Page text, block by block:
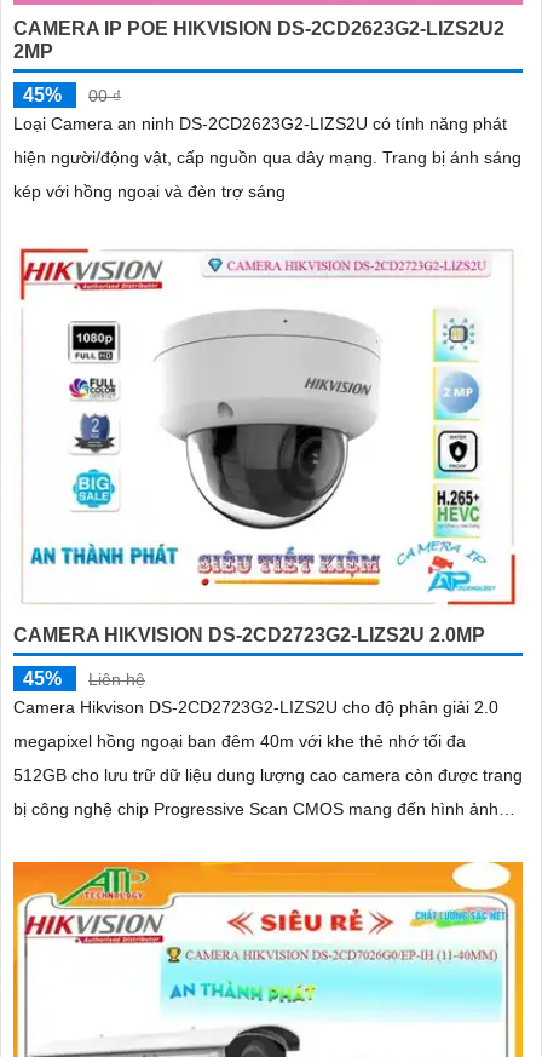
CAMERA IP POE HIKVISION DS-2CD2623G2-LIZS2U2
2MP
45%
00 ₫
Loại Camera an ninh DS-2CD2623G2-LIZS2U có tính năng phát
hiện người/động vật, cấp nguồn qua dây mạng. Trang bị ánh sáng
kép với hồng ngoại và đèn trợ sáng
CAMERA HIKVISION DS-2CD2723G2-LIZS2U 2.0MP
45%
Liên hệ
Camera Hikvison DS-2CD2723G2-LIZS2U cho độ phân giải 2.0
megapixel hồng ngoại ban đêm 40m với khe thẻ nhớ tối đa
512GB cho lưu trữ dữ liệu dung lượng cao camera còn được trang
bị công nghệ chip Progressive Scan CMOS mang đến hình ảnh
trong khoảng cách 40m vào ban đêm giúp camera có màu rõ nét
như ban ngày